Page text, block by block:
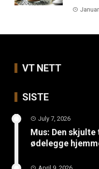
VT NETT
SISTE
July 7, 2026
Mus: Den
ødelegge